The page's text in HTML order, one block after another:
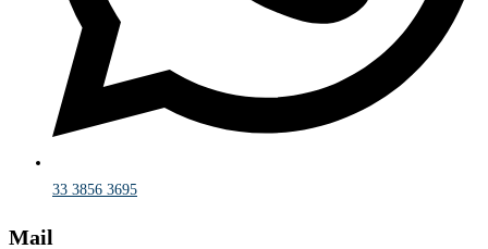
33 3856 3695
Mail